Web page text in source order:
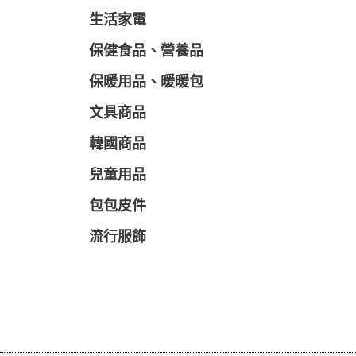
生活家電
保健食品、營養品
保暖用品、暖暖包
文具商品
韓國商品
兒童用品
包包皮件
流行服飾